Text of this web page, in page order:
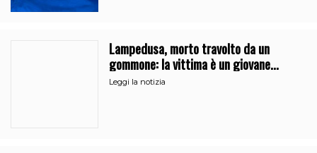
Lampedusa, morto travolto da un
gommone: la vittima è un giovane
regista di Caltanissetta
Leggi la notizia